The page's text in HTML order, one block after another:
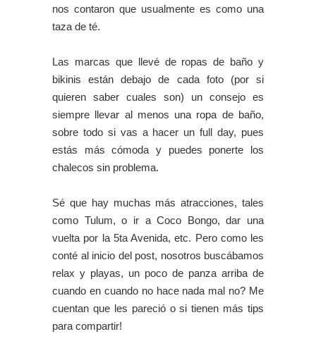
nos contaron que usualmente es como una
taza de té.
Las marcas que llevé de ropas de baño y
bikinis están debajo de cada foto (por si
quieren saber cuales son) un consejo es
siempre llevar al menos una ropa de baño,
sobre todo si vas a hacer un full day, pues
estás más cómoda y puedes ponerte los
chalecos sin problema.
Sé que hay muchas más atracciones, tales
como Tulum, o ir a Coco Bongo, dar una
vuelta por la 5ta Avenida, etc. Pero como les
conté al inicio del post, nosotros buscábamos
relax y playas, un poco de panza arriba de
cuando en cuando no hace nada mal no? Me
cuentan que les pareció o si tienen más tips
para compartir!